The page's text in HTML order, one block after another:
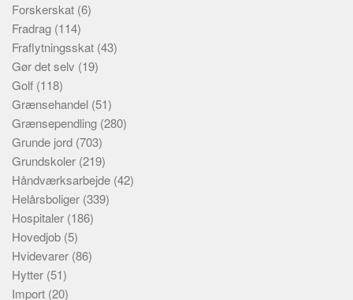
Forskerskat (6)
Fradrag (114)
Fraflytningsskat (43)
Gør det selv (19)
Golf (118)
Grænsehandel (51)
Grænsependling (280)
Grunde jord (703)
Grundskoler (219)
Håndværksarbejde (42)
Helårsboliger (339)
Hospitaler (186)
Hovedjob (5)
Hvidevarer (86)
Hytter (51)
Import (20)